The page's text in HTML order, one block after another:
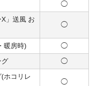
◯
」送風 お
◯
暖房時)
◯
グ
◯
ホコリレ
◯